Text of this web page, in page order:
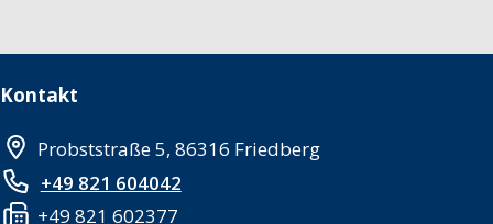
Kontakt
Probststraße 5, 86316 Friedberg
+49 821 604042
+49 821 602377